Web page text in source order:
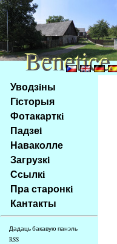
Na
obsah
stránky
Klávesové
zkratky
tomto
webu
základní
Hlavní
strana
Уводзiны
Гiсторыя
Фотакарткi
Падзеi
Наваколле
Загрузкi
Ссылкi
Пра старонкi
Кантакты
Дадаць бакавую панэль
RSS
Benetice
Benetice